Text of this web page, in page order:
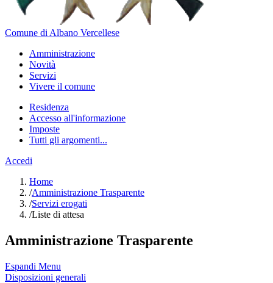
Comune di Albano Vercellese
Amministrazione
Novità
Servizi
Vivere il comune
Residenza
Accesso all'informazione
Imposte
Tutti gli argomenti...
Accedi
Home
/Amministrazione Trasparente
/Servizi erogati
/Liste di attesa
Amministrazione Trasparente
Espandi Menu
Disposizioni generali